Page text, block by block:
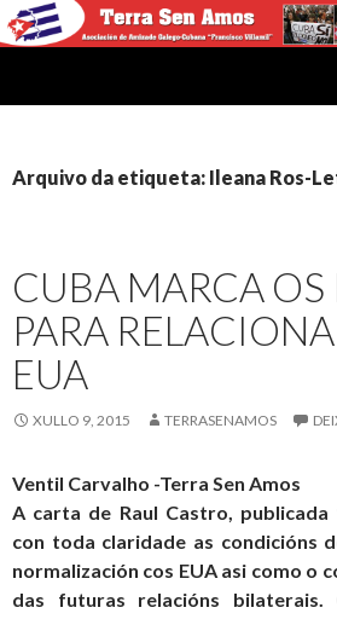
Arquivo da etiqueta: Ileana Ros-
CUBA MARCA OS
PARA
EUA
XULLO 9, 2015 TERRASENAMOS
Ventil Carvalho -Terra Sen Amos
A carta de Raul Castro,
con toda claridade as condicións
normalización cos EUA asi como o
das futuras relacións bilaterais.